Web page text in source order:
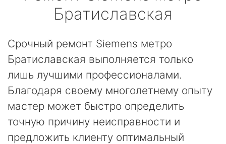
Братиславская
Срочный ремонт Siemens метро
Братиславская выполняется только
лишь лучшими профессионалами.
Благодаря своему многолетнему опыту
мастер может быстро определить
точную причину неисправности и
предложить клиенту оптимальный